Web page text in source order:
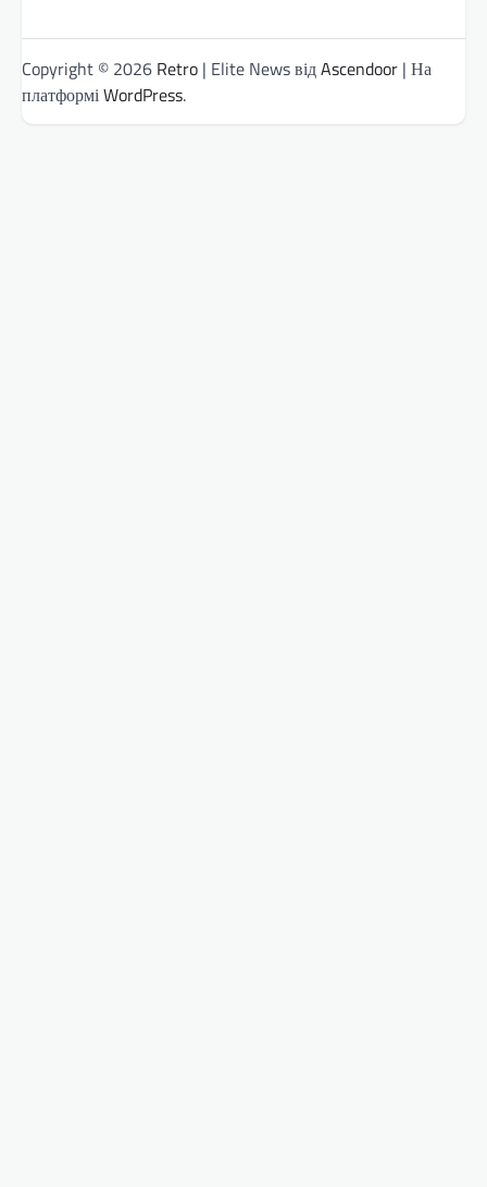
Copyright © 2026 Retro | Elite News відAscendoor | На
платформіWordPress.